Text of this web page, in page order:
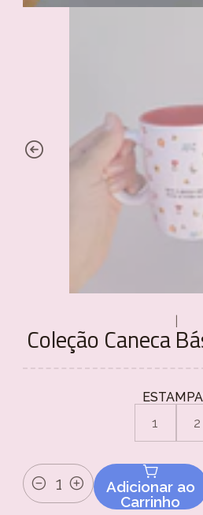
Coleção Caneca
1 2
Quantidade
Adicionar ao
Carrinho